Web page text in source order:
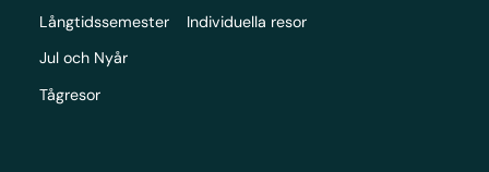
Långtidssemester
Jul och Nyår
Tågresor
Individuella resor